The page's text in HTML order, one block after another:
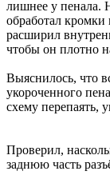
лишнее у пенала.
обработал
расширил
чтобы он плотно
Выяснилось, что
укороченного
схему перепаять,
Проверил,
заднюю часть